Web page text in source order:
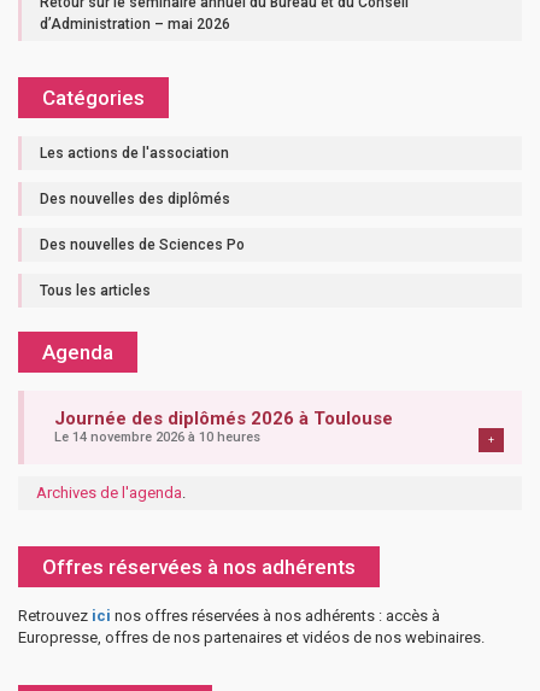
d’Administration – mai 2026
Catégories
Les actions de l'association
Des nouvelles des diplômés
Des nouvelles de Sciences Po
Tous les articles
Agenda
Journée des diplômés 2026 à Toulouse
Le 14 novembre 2026 à 10 heures +
Archives de l'agenda
Offres réservées à nos adhérents
Retrouvez ici nos offres réservées à nos adhérents : accès à
Europresse, offres de nos partenaires et vidéos de nos webinaires.